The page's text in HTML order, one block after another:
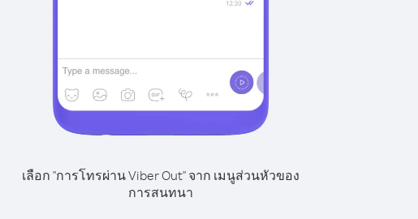
เลือก "การโทรผ่าน Viber Out" จาก เมนูส่วนหัวของ
การสนทนา